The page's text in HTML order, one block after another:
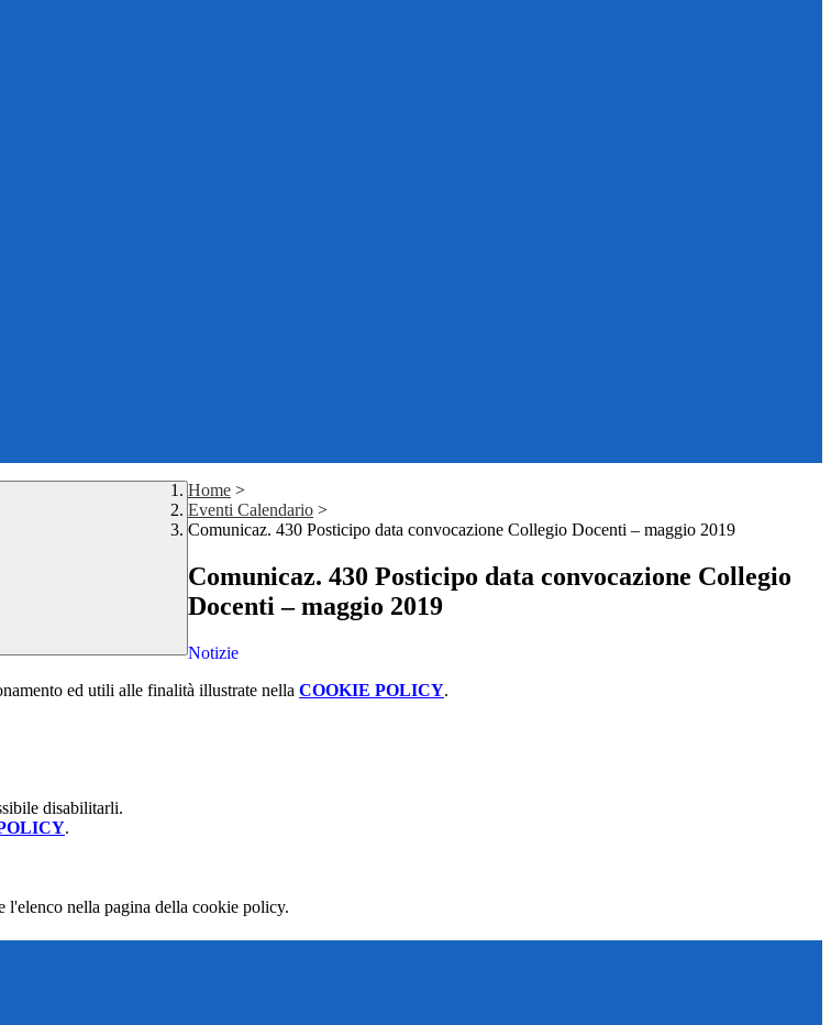
Home >
Eventi Calendario >
Comunicaz. 430 Posticipo data convocazione Collegio Docenti – maggio 2019
Comunicaz. 430 Posticipo data convocazione Collegio
Docenti – maggio 2019
Notizie
ed utili alle finalità illustrate nella COOKIE POLICY.
disabilitarli.
.
l'elenco nella pagina della cookie policy.